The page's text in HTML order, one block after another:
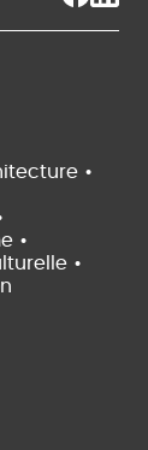
•
•
•